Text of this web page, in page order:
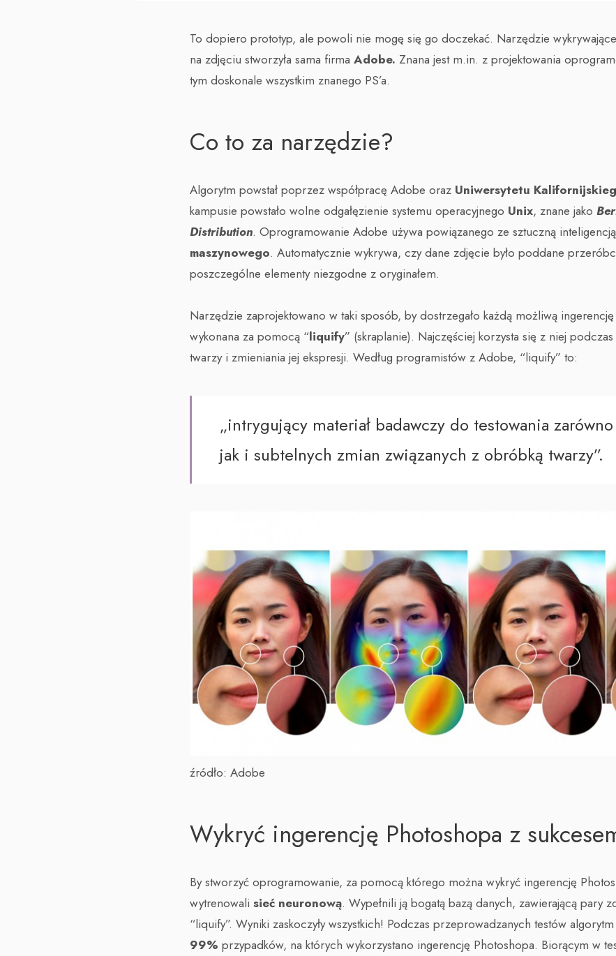
To dopiero prototyp, ale powoli nie mogę się go doczekać. Narzędzie
na zdjęciu stworzyła sama firma Adobe. Znana jest m.in. z projektowania
tym doskonale wszystkim znanego PS’a.
Co to za narzędzie?
Algorytm powstał poprzez współpracę Adobe oraz Uniwersytetu
kampusie powstało wolne odgałęzienie systemu operacyjnego Unix, znane jako
Distribution. Oprogramowanie Adobe używa powiązanego ze sztuczną inteligencją
maszynowego. Automatycznie wykrywa, czy dane zdjęcie było poddane
poszczególne elementy niezgodne z oryginałem.
Narzędzie zaprojektowano w taki sposób, by dostrzegało każdą możliwą ingerencję
wykonana za pomocą “liquify” (skraplanie). Najczęściej korzysta się z niej
twarzy i zmieniania jej ekspresji. Według programistów z Adobe, “liquify” to:
„intrygujący materiał badawczy do testowania
jak i subtelnych zmian związanych z obróbką twarzy”.
źródło: Adobe
Wykryć ingerencję Photoshopa z
By stworzyć oprogramowanie, za pomocą którego można wykryć ingerencję
wytrenowali sieć neuronową. Wypełnili ją bogatą bazą danych, zawierającą pary
“liquify”. Wyniki zaskoczyły wszystkich! Podczas przeprowadzanych testów
99% przypadków, na których wykorzystano ingerencję Photoshopa. Biorącym w